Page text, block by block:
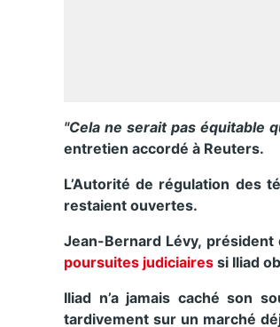
"Cela ne serait pas équitable
entretien accordé à Reuters.
L’Autorité de régulation des
restaient ouvertes.
Jean-Bernard Lévy,
poursuites judiciaires si Iliad
Iliad n’a jamais caché son
tardivement sur un marché